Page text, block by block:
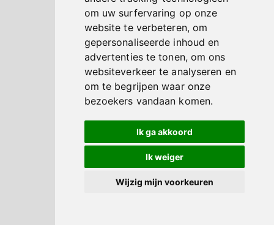
om uw surfervaring op onze
website te verbeteren, om
gepersonaliseerde inhoud en
advertenties te tonen, om ons
websiteverkeer te analyseren en
om te begrijpen waar onze
bezoekers vandaan komen.
Ik ga akkoord
Ik weiger
Wijzig mijn voorkeuren